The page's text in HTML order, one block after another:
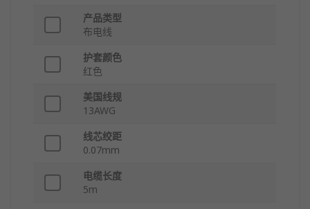
产品类型
布电线
护套颜色
红色
美国线规
13AWG
线芯绞距
0.07mm
电缆长度
5m